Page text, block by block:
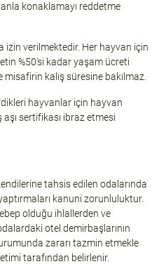
konaklamayı reddetme
izin verilmektedir. Her hayvan için
%50'si kadar yaşam ücreti
kalış süresine bakılmaz.
hayvanlar için hayvan
sertifikası ibraz etmesi
tahsis edilen odalarında
kanuni zorunluluktur.
olduğu ihlallerden ve
otel demirbaşlarının
zararı tazmin etmekle
tarafından belirlenir.